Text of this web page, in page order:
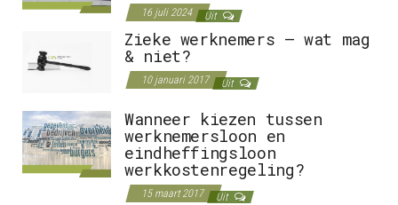
16 juli 2024 Uit
Zieke werknemers – wat mag
& niet?
10 januari 2017 Uit
Wanneer kiezen tussen
werknemersloon en
eindheffingsloon
werkkostenregeling?
15 maart 2017 Uit